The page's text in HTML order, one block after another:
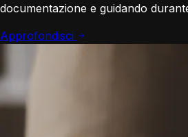
documentazione e guidando
Approfondisci